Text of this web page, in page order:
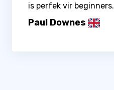
is perfek vir beginners.
Paul Downes